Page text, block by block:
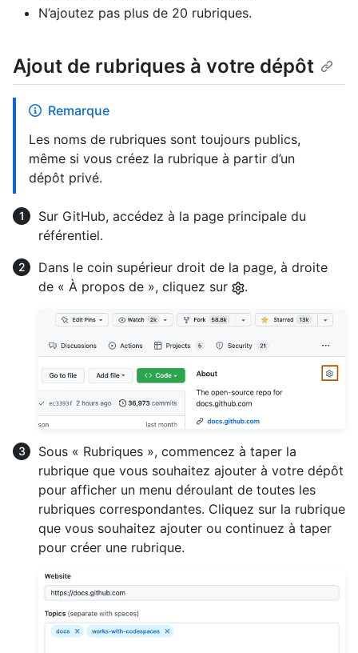
N’ajoutez pas plus de 20 rubriques.
Ajout de rubriques à votre dépôt
Remarque
Les noms de rubriques sont toujours publics,
même si vous créez la rubrique à partir d’un
dépôt privé.
Sur GitHub, accédez à la page principale du
référentiel.
Dans le coin supérieur droit de la page, à droite
de « À propos de », cliquez sur
.
Sous « Rubriques », commencez à taper la
rubrique que vous souhaitez ajouter à votre dépôt
pour afficher un menu déroulant de toutes les
rubriques correspondantes. Cliquez sur la rubrique
que vous souhaitez ajouter ou continuez à taper
pour créer une rubrique.